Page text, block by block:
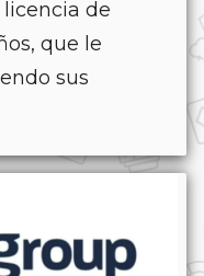
de
que le
sus